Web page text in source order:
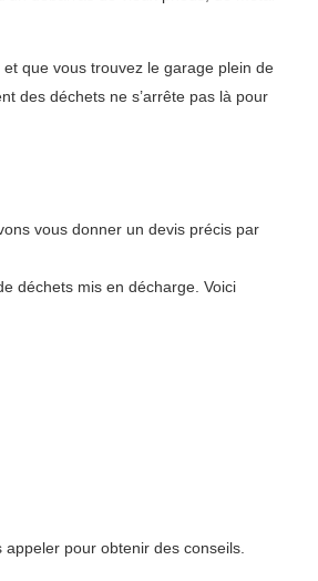
que vous trouvez le garage plein de
des déchets ne s’arrête pas là pour
vous donner un devis précis par
déchets mis en décharge. Voici
pour obtenir des conseils.